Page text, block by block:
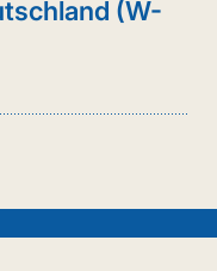
(W-